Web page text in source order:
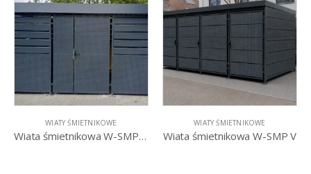
WIATY ŚMIETNIKOWE
Wiata śmietnikowa W-SMP IV
WIATY ŚMIETNIKOWE
Wiata śmietnikowa W-SMP V